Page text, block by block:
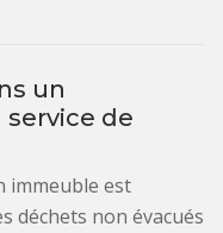
un
de
immeuble est
déchets non évacués